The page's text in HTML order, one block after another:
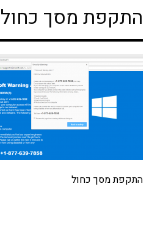
התקפת מסך כחול
התקפת מסך כחול